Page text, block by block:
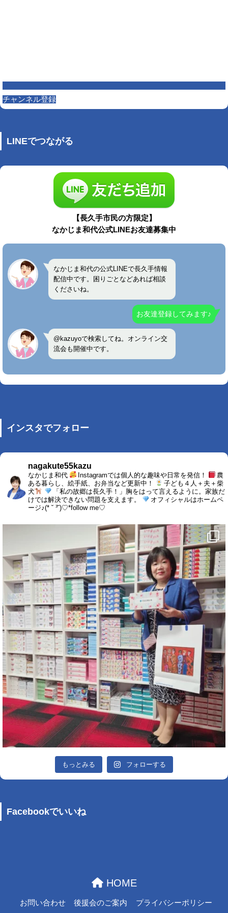
チャンネル登録
LINEでつながる
【長久手市民の方限定】
なかじま和代公式LINEお友達募集中
なかじま和代の公式LINEで長久手情報
配信中です。困りごとなどあれば相談
くださいね。
お友達登録してみます♪
@kazuyoで検索してね。オンライン交
流会も開催中です。
インスタでフォロー
nagakute55kazu
なかじま和代 Instagramでは個人的な趣味や日常を発信！
農
ある暮らし、絵手紙、お弁当など更新中！
子ども４人＋夫＋柴
犬
「私の故郷は長久手！」胸をはって言えるように。家族だ
けでは解決できない問題を支えます。
オフィシャルはホームペ
ージ♪(* ˘ ³˘)♡*follow me♡
もっとみる フォローする
Facebookでいいね
HOME
お問い合わせ 後援会のご案内 プライバシーポリシー